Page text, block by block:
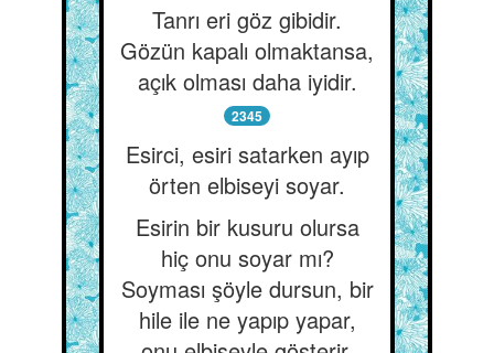
Tanrı eri göz gibidir.
Gözün kapalı olmaktansa,
açık olması daha iyidir.
2345
Esirci, esiri satarken ayıp
örten elbiseyi soyar.
Esirin bir kusuru olursa
hiç onu soyar mı?
Soyması şöyle dursun, bir
hile ile ne yapıp yapar,